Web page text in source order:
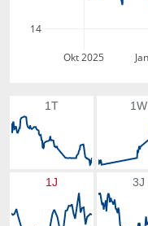
Okt 2025
14
1T 1W
1J 3J